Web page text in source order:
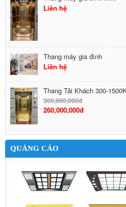
Liên hệ
Thang máy gia đình
Liên hệ
Thang Tải Khách 300-
300,000,000đ
260,000,000đ
QUẢNG CÁO